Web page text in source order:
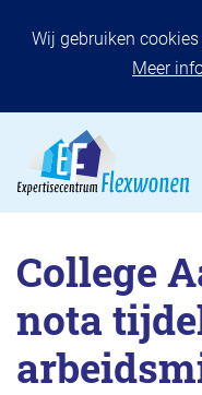
Wij gebruiken
Meer
College
nota